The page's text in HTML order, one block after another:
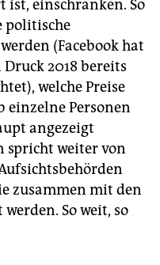
ist, einschränken. So
politische
(Facebook hat
2018 bereits
welche Preise
einzelne Personen
angezeigt
spricht weiter von
zusammen mit den
So weit, so